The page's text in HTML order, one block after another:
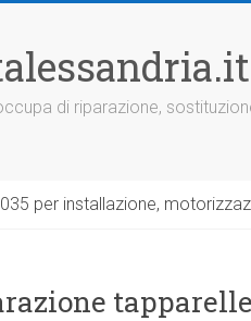
di riparazione,
per installazione,